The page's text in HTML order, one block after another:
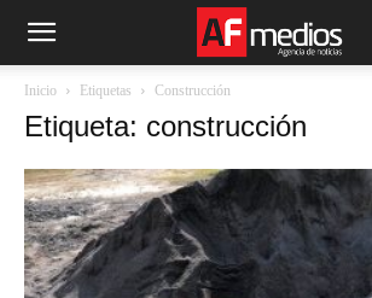
Inicio Etiquetas Construcción
Etiqueta: construcción